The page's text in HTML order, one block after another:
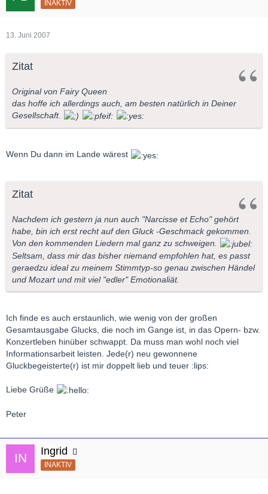
INAKTIV
13. Juni 2007
Zitat
Original von Fairy Queen
das hoffe ich allerdings auch, am besten natürlich in Deiner
Gesellschaft.
Wenn Du dann im Lande wärest
Zitat
Nachdem ich gestern ja nun auch "Narcisse et Echo" gehört
habe, bin ich erst recht auf den Gluck -Geschmack gekommen.
Von den kommenden Liedern mal ganz zu schweigen.
Seltsam, dass mir das bisher niemand empfohlen hat, es passt
geraedzu ideal zu meinem Stimmtyp-so genau zwischen Händel
und Mozart und mit viel "edler" Emotionaliät.
Ich finde es auch erstaunlich, wie wenig von der großen
Gesamtausgabe Glucks, die noch im Gange ist, in das Opern- bzw.
Konzertleben hinüber schwappt. Da muss man wohl noch viel
Informationsarbeit leisten. Jede(r) neu gewonnene
Gluckbegeisterte(r) ist mir doppelt lieb und teuer :lips:
Liebe Grüße
Peter
Ingrid
INAKTIV